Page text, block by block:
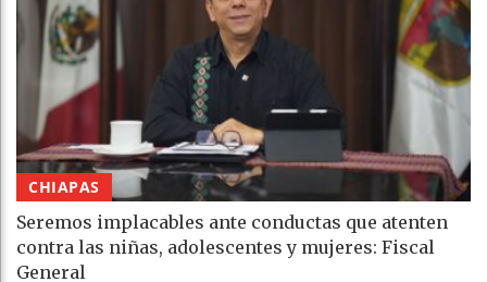
CHIAPAS
Seremos implacables ante conductas que atenten
contra las niñas, adolescentes y mujeres: Fiscal
General